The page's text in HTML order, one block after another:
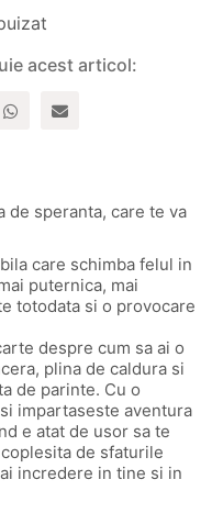
acest articol:
de speranta, care te va
care schimba felul in
puternica, mai
totodata si o provocare
despre cum sa ai o
plina de caldura si
de parinte. Cu o
impartaseste aventura
e atat de usor sa te
de sfaturile
incredere in tine si in